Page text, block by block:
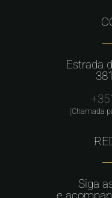
Estrada
(Chamada
Siga